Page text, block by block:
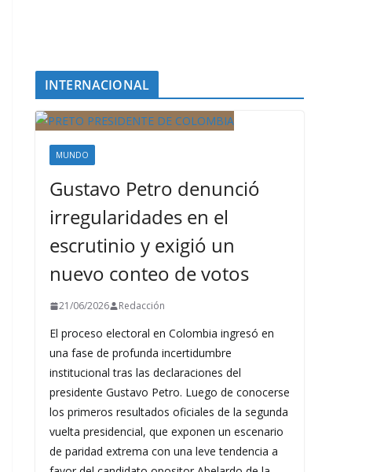
INTERNACIONAL
MUNDO
Gustavo Petro denunció
irregularidades en el
escrutinio y exigió un
nuevo conteo de votos
21/06/2026 Redacción
El proceso electoral en Colombia ingresó en
una fase de profunda incertidumbre
institucional tras las declaraciones del
presidente Gustavo Petro. Luego de conocerse
los primeros resultados oficiales de la segunda
vuelta presidencial, que exponen un escenario
de paridad extrema con una leve tendencia a